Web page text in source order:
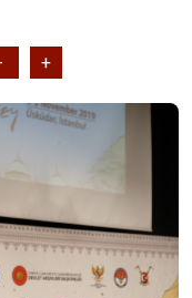
+